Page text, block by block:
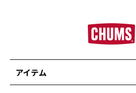
アイテム